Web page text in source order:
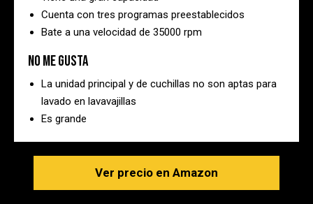
Cuenta con tres programas preestablecidos
Bate a una velocidad de 35000 rpm
No me gusta
La unidad principal y de cuchillas no son aptas para
lavado en lavavajillas
Es grande
Ver precio en Amazon